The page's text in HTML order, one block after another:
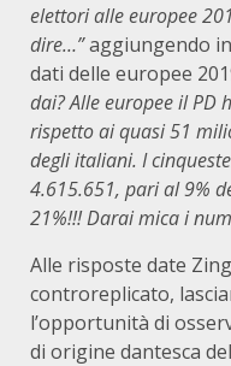
elettori alle europee
dire…”aggiungendo
dati delle europee
dai? Alle europee il PD
rispetto ai quasi 51
degli italiani. I
4.615.651, pari al 9%
21%!!! Darai mica i
Alle risposte date
controreplicato,
l’opportunità di
di origine dantesca